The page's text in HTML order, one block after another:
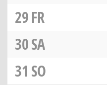
29FR
30SA
31 SO